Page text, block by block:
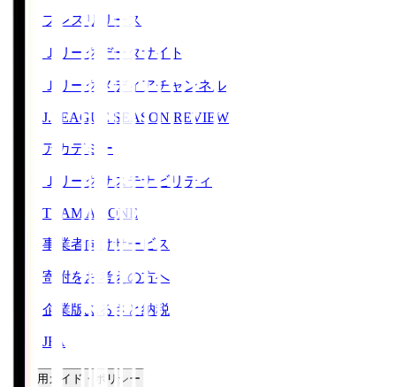
プレスリリース
Ｊリーグデータサイト
Ｊリーグメディアチャンネル
J.LEAGUE SEASON REVIEW
アカデミー
Ｊリーグサステナビリティ
TEAM AS ONE
事業者向けサービス
寄附をお考えの方へ
企業版ふるさと納税
JFA
ご利用ガイド・ポリシー